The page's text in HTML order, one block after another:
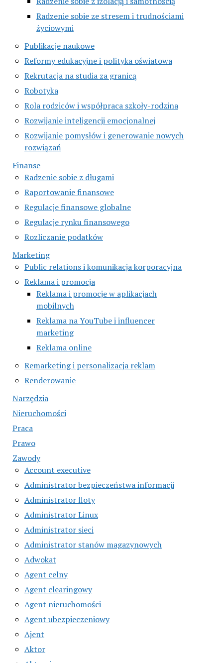
Radzenie sobie ze stresem i trudnościami
życiowymi
Publikacje naukowe
Reformy edukacyjne i polityka oświatowa
Rekrutacja na studia za granicą
Robotyka
Rola rodziców i współpraca szkoły-rodzina
Rozwijanie inteligencji emocjonalnej
Rozwijanie pomysłów i generowanie nowych
rozwiązań
Finanse
Radzenie sobie z długami
Raportowanie finansowe
Regulacje finansowe globalne
Regulacje rynku finansowego
Rozliczanie podatków
Marketing
Public relations i komunikacja korporacyjna
Reklama i promocja
Reklama i promocje w aplikacjach
mobilnych
Reklama na YouTube i influencer
marketing
Reklama online
Remarketing i personalizacja reklam
Renderowanie
Narzędzia
Nieruchomości
Praca
Prawo
Zawody
Account executive
Administrator bezpieczeństwa informacji
Administrator floty
Administrator Linux
Administrator sieci
Administrator stanów magazynowych
Adwokat
Agent celny
Agent clearingowy
Agent nieruchomości
Agent ubezpieczeniowy
Ajent
Aktor